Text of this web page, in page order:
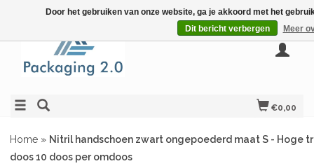
€0,00
Home » Nitril handschoen zwart ongepoederd maat S - Hoge
doos 10 doos per omdoos
Door het gebruiken van onze website, ga je akkoord met het
Dit bericht verbergen
Meer